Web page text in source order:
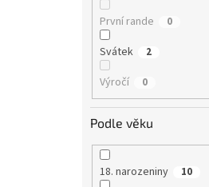
První rande 0
Svátek 2
Výročí 0
Podle věku
18. narozeniny 10